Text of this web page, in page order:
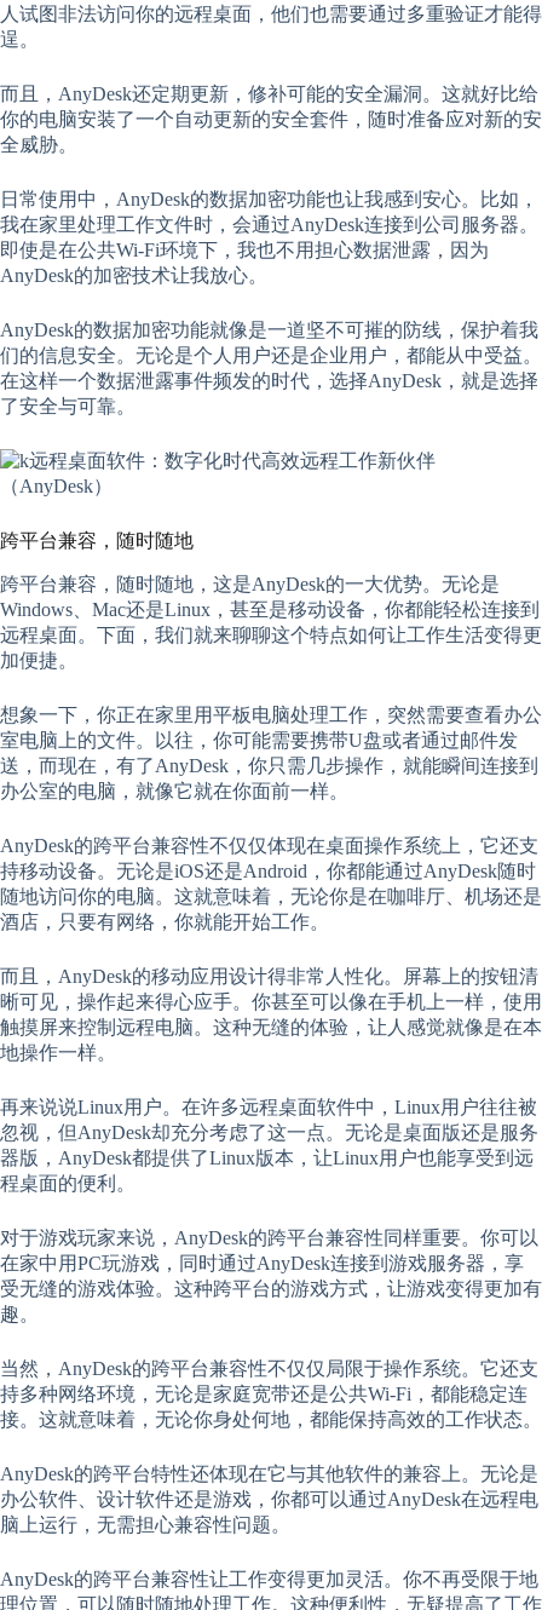
人试图非法访问你的远程桌面，他们也需要通过多重验证才能得
逞。
而且，AnyDesk还定期更新，修补可能的安全漏洞。这就好比给
你的电脑安装了一个自动更新的安全套件，随时准备应对新的安
全威胁。
日常使用中，AnyDesk的数据加密功能也让我感到安心。比如，
我在家里处理工作文件时，会通过AnyDesk连接到公司服务器。
即使是在公共Wi-Fi环境下，我也不用担心数据泄露，因为
AnyDesk的加密技术让我放心。
AnyDesk的数据加密功能就像是一道坚不可摧的防线，保护着我
们的信息安全。无论是个人用户还是企业用户，都能从中受益。
在这样一个数据泄露事件频发的时代，选择AnyDesk，就是选择
了安全与可靠。
跨平台兼容，随时随地
跨平台兼容，随时随地，这是AnyDesk的一大优势。无论是
Windows、Mac还是Linux，甚至是移动设备，你都能轻松连接到
远程桌面。下面，我们就来聊聊这个特点如何让工作生活变得更
加便捷。
想象一下，你正在家里用平板电脑处理工作，突然需要查看办公
室电脑上的文件。以往，你可能需要携带U盘或者通过邮件发
送，而现在，有了AnyDesk，你只需几步操作，就能瞬间连接到
办公室的电脑，就像它就在你面前一样。
AnyDesk的跨平台兼容性不仅仅体现在桌面操作系统上，它还支
持移动设备。无论是iOS还是Android，你都能通过AnyDesk随时
随地访问你的电脑。这就意味着，无论你是在咖啡厅、机场还是
酒店，只要有网络，你就能开始工作。
而且，AnyDesk的移动应用设计得非常人性化。屏幕上的按钮清
晰可见，操作起来得心应手。你甚至可以像在手机上一样，使用
触摸屏来控制远程电脑。这种无缝的体验，让人感觉就像是在本
地操作一样。
再来说说Linux用户。在许多远程桌面软件中，Linux用户往往被
忽视，但AnyDesk却充分考虑了这一点。无论是桌面版还是服务
器版，AnyDesk都提供了Linux版本，让Linux用户也能享受到远
程桌面的便利。
对于游戏玩家来说，AnyDesk的跨平台兼容性同样重要。你可以
在家中用PC玩游戏，同时通过AnyDesk连接到游戏服务器，享
受无缝的游戏体验。这种跨平台的游戏方式，让游戏变得更加有
趣。
当然，AnyDesk的跨平台兼容性不仅仅局限于操作系统。它还支
持多种网络环境，无论是家庭宽带还是公共Wi-Fi，都能稳定连
接。这就意味着，无论你身处何地，都能保持高效的工作状态。
AnyDesk的跨平台特性还体现在它与其他软件的兼容上。无论是
办公软件、设计软件还是游戏，你都可以通过AnyDesk在远程电
脑上运行，无需担心兼容性问题。
AnyDesk的跨平台兼容性让工作变得更加灵活。你不再受限于地
理位置，可以随时随地处理工作。这种便利性，无疑提高了工作